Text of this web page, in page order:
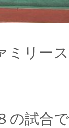
ミリー
の試合